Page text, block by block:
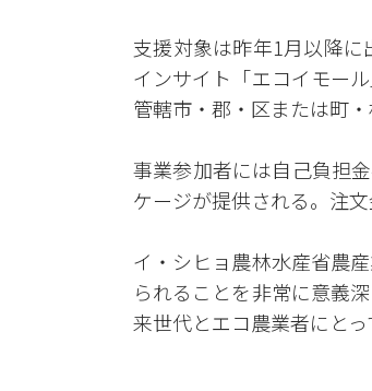
支援対象は昨年1月以降
インサイト「エコイモー
管轄市・郡・区または町
事業参加者には自己負担
ケージが提供される。注
イ・シヒョ農林水産省農
られることを非常に意義
来世代とエコ農業者にと